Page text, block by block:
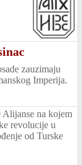
zauzimaju
Imperija.
Alijanse na kojem
revolucije u
od Turske